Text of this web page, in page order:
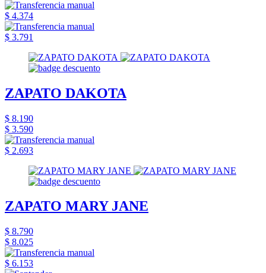
$ 4.374
$ 3.791
ZAPATO DAKOTA
$ 8.190
$ 3.590
$ 2.693
ZAPATO MARY JANE
$ 8.790
$ 8.025
$ 6.153